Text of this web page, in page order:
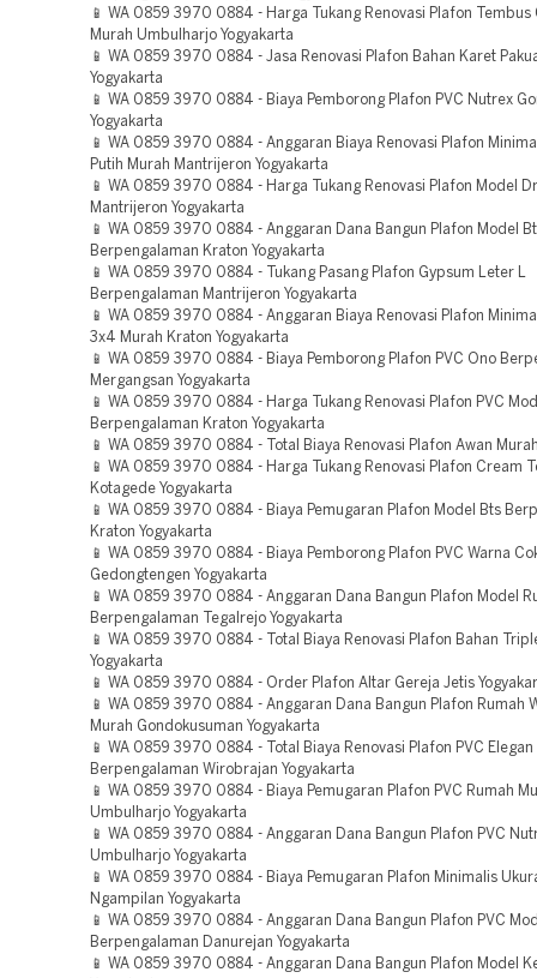
📱 WA 0859 3970 0884 - Harga Tukang Renovasi Plafon Tembus
Murah Umbulharjo Yogyakarta
📱 WA 0859 3970 0884 - Jasa Renovasi Plafon Bahan Karet
Yogyakarta
📱 WA 0859 3970 0884 - Biaya Pemborong Plafon PVC Nutrex
Yogyakarta
📱 WA 0859 3970 0884 - Anggaran Biaya Renovasi Plafon
Putih Murah Mantrijeron Yogyakarta
📱 WA 0859 3970 0884 - Harga Tukang Renovasi Plafon Model
Mantrijeron Yogyakarta
📱 WA 0859 3970 0884 - Anggaran Dana Bangun Plafon Model
Berpengalaman Kraton Yogyakarta
📱 WA 0859 3970 0884 - Tukang Pasang Plafon Gypsum Leter L
Berpengalaman Mantrijeron Yogyakarta
📱 WA 0859 3970 0884 - Anggaran Biaya Renovasi Plafon
3x4 Murah Kraton Yogyakarta
📱 WA 0859 3970 0884 - Biaya Pemborong Plafon PVC Ono
Mergangsan Yogyakarta
📱 WA 0859 3970 0884 - Harga Tukang Renovasi Plafon PVC
Berpengalaman Kraton Yogyakarta
📱 WA 0859 3970 0884 - Total Biaya Renovasi Plafon Awan
📱 WA 0859 3970 0884 - Harga Tukang Renovasi Plafon Cream
Kotagede Yogyakarta
📱 WA 0859 3970 0884 - Biaya Pemugaran Plafon Model Bts
Kraton Yogyakarta
📱 WA 0859 3970 0884 - Biaya Pemborong Plafon PVC Warna
Gedongtengen Yogyakarta
📱 WA 0859 3970 0884 - Anggaran Dana Bangun Plafon Model
Berpengalaman Tegalrejo Yogyakarta
📱 WA 0859 3970 0884 - Total Biaya Renovasi Plafon Bahan
Yogyakarta
📱 WA 0859 3970 0884 - Order Plafon Altar Gereja Jetis
📱 WA 0859 3970 0884 - Anggaran Dana Bangun Plafon Rumah
Murah Gondokusuman Yogyakarta
📱 WA 0859 3970 0884 - Total Biaya Renovasi Plafon PVC Elegan
Berpengalaman Wirobrajan Yogyakarta
📱 WA 0859 3970 0884 - Biaya Pemugaran Plafon PVC Rumah
Umbulharjo Yogyakarta
📱 WA 0859 3970 0884 - Anggaran Dana Bangun Plafon PVC
Umbulharjo Yogyakarta
📱 WA 0859 3970 0884 - Biaya Pemugaran Plafon Minimalis
Ngampilan Yogyakarta
📱 WA 0859 3970 0884 - Anggaran Dana Bangun Plafon PVC
Berpengalaman Danurejan Yogyakarta
📱 WA 0859 3970 0884 - Anggaran Dana Bangun Plafon Model